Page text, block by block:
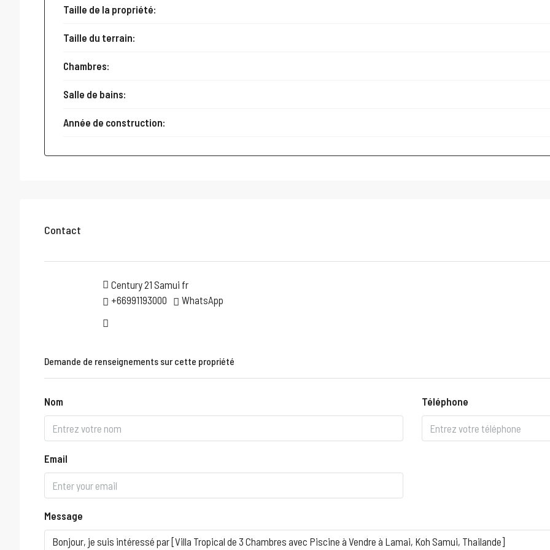
Taille de la propriété:
Taille du terrain:
Chambres:
Salle de bains:
Année de construction:
Contact
Century 21 Samui fr
+66991193000
WhatsApp
Demande de renseignements sur cette propriété
Nom Téléphone
Email
Message